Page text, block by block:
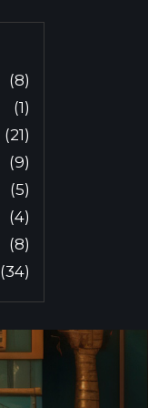
(8)
(1)
(21)
(9)
(5)
(4)
(8)
(34)